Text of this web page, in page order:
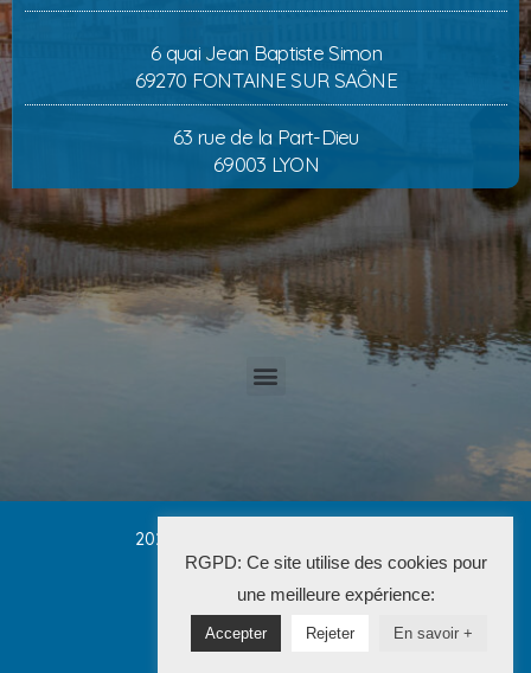
6 quai Jean Baptiste Simon
69270 FONTAINE SUR SAÔNE
63 rue de la Part-Dieu
69003 LYON
2025 Cabinet PETRUCCI CONVERT
La Solution Immo
RGPD: Ce site utilise des cookies pour
une meilleure expérience:
Accepter Rejeter En savoir +